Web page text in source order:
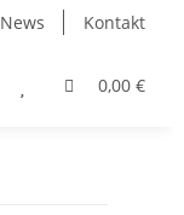
News Kontakt
0,00 €
Werkstoffe